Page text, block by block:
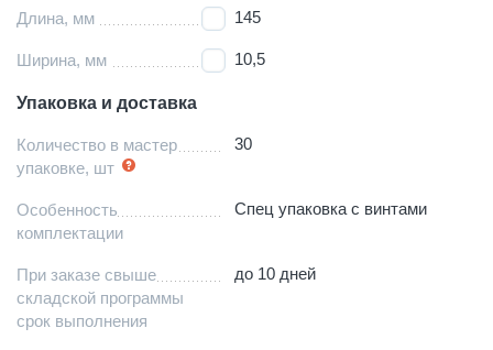
Длина, мм 145
Ширина, мм 10,5
Упаковка и доставка
Количество в мастер
упаковке, шт
30
Особенность
комплектации
Спец упаковка с винтами
При заказе свыше
складской программы
срок выполнения
до 10 дней